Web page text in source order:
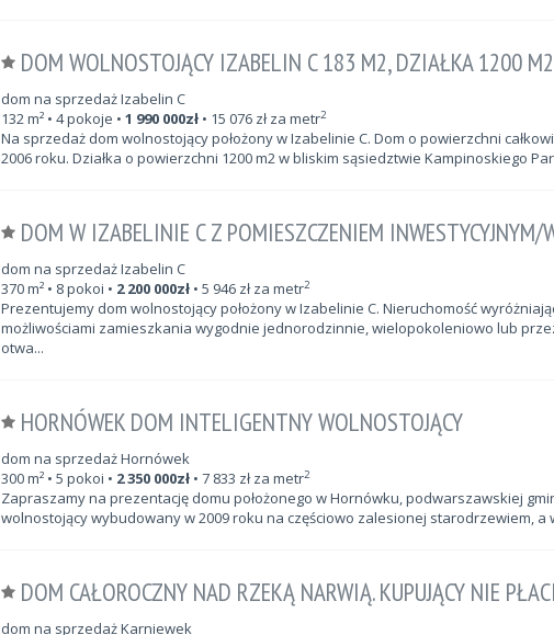
DOM WOLNOSTOJĄCY IZABELIN C 183 M2, DZIAŁKA 1200 M2
dom na sprzedaż Izabelin C
132m²• 4 pokoje • 1 990 000zł• 15 076zł za metr2
Na sprzedaż dom wolnostojący położony w Izabelinie C. Dom o powierzchni
2006 roku. Działka o powierzchni 1200 m2 w bliskim sąsiedztwie Kampinoskiego
DOM W IZABELINIE C Z POMIESZCZENIEM INWESTYCYJNYM/
dom na sprzedaż Izabelin C
370m²• 8 pokoi • 2 200 000zł• 5 946zł za metr2
Prezentujemy dom wolnostojący położony w Izabelinie C. Nieruchomość
możliwościami zamieszkania wygodnie jednorodzinnie, wielopokoleniowo lub
otwa...
HORNÓWEK DOM INTELIGENTNY WOLNOSTOJĄCY
dom na sprzedaż Hornówek
300m²• 5 pokoi • 2 350 000zł• 7 833 zł za metr2
Zapraszamy na prezentację domu położonego w Hornówku, podwarszawskiej
wolnostojący wybudowany w 2009 roku na częściowo zalesionej starodrzewiem, a
DOM CAŁOROCZNY NAD RZEKĄ NARWIĄ. KUPUJĄCY NIE
dom na sprzedaż Karniewek